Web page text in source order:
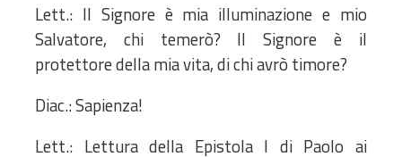
Lett.: Il Signore è mia illuminazione e mio
Salvatore, chi temerò? Il Signore è il
protettore della mia vita, di chi avrò timore?
Diac.: Sapienza!
Lett.: Lettura della Epistola I di Paolo ai